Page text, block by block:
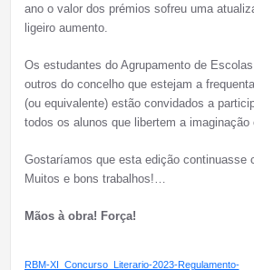
ano o valor dos prémios sofreu uma
ligeiro aumento.
Os estudantes do Agrupamento de
outros do concelho que estejam a
(ou equivalente) estão convidados a
todos os alunos que libertem a
Gostaríamos que esta edição continuasse
Muitos e bons trabalhos!…
Mãos à obra! Força!
RBM-XI_Concurso_Literario-2023-Regulamento-